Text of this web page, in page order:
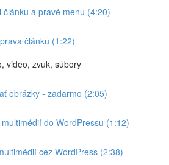
článku a pravé menu (4:20)
článku (1:22)
video, zvuk, súbory
obrázky - zadarmo (2:05)
do WordPressu (1:12)
cez WordPress (2:38)